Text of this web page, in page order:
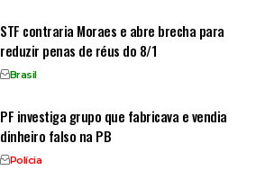
STF contraria Moraes e abre brecha para
reduzir penas de réus do 8/1
Brasil
PF investiga grupo que fabricava e vendia
dinheiro falso na PB
Polícia